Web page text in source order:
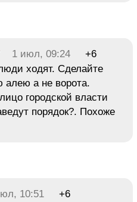
1 июл, 09:24
+6
ходят. Сделайте
алею а не ворота.
городской власти
порядок?. Похоже
10:51
+6